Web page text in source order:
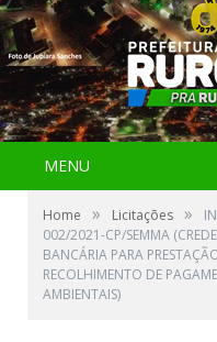
MENU
Home » Licitações »
002/2021-CP/SEMMA
BANCÁRIA PARA
RECOLHIMENTO DE
AMBIENTAIS)